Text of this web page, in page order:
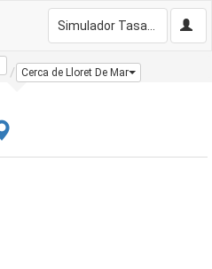
Cerca de Lloret De Mar